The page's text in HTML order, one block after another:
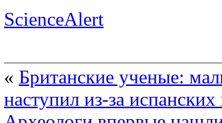
ScienceAlert
« Британские ученые:
наступил из-за